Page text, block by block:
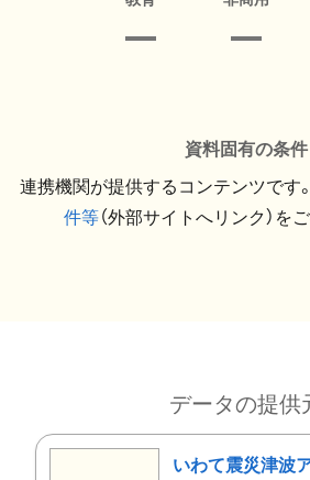
資料固有の条件
連携機関が提供するコンテンツです。
件等（外部サイトへリンク）を
データの提供
いわて震災津波